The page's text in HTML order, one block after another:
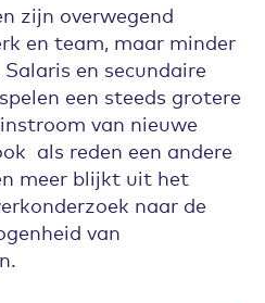
zijn overwegend
en team, maar minder
en secundaire
een steeds grotere
van nieuwe
als reden een andere
meer blijkt uit het
naar de
van